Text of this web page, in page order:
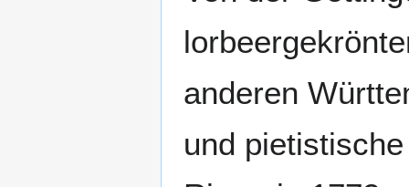
anderen
und